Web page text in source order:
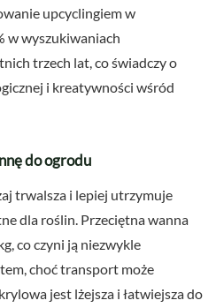
upcyclingiem w
w wyszukiwaniach
trzech lat, co świadczy o
i kreatywności wśród
do ogrodu
trwalsza i lepiej utrzymuje
dla roślin. Przeciętna wanna
co czyni ją niezwykle
choć transport może
jest lżejsza i łatwiejsza do